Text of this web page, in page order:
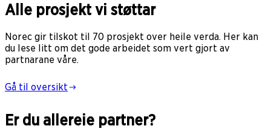
Alle prosjekt vi støttar
Norec gir tilskot til 70 prosjekt over heile verda. Her kan
du lese litt om det gode arbeidet som vert gjort av
partnarane våre.
Gå til oversikt
Er du allereie partner?